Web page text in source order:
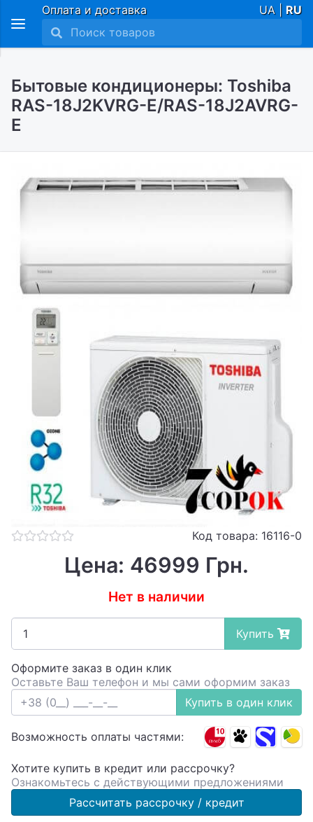
Оплата и доставка UA | RU
Бытовые кондиционеры: Toshiba
RAS-18J2KVRG-E/RAS-18J2AVRG-
E
Код товара: 16116-0
Цена: 46999 Грн.
Нет в наличии
Купить
Оформите заказ в один клик
Оставьте Ваш телефон и мы сами оформим заказ
Купить в один клик
Возможность оплаты частями:
Хотите купить в кредит или рассрочку?
Ознакомьтесь с действующими предложениями
Рассчитать рассрочку / кредит